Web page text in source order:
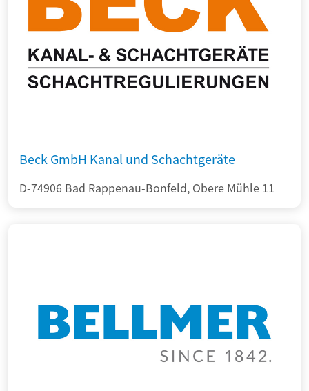
Beck GmbH Kanal und Schachtgeräte
D-74906 Bad Rappenau-Bonfeld, Obere Mühle 11